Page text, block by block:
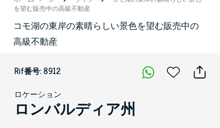
を望む販売中の高級不動産
コモ湖の東岸の素晴らしい景色を望む販売中の
高級不動産
Rif番号: 8912
ロケーション
ロンバルディア州